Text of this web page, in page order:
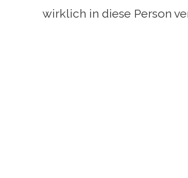
wirklich in diese Person